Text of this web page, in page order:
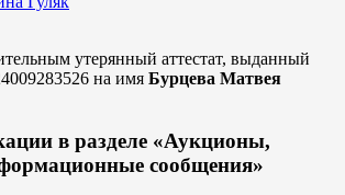
утерянный аттестат, выданный
на имя Бурцева Матвея
в разделе «Аукционы,
сообщения»